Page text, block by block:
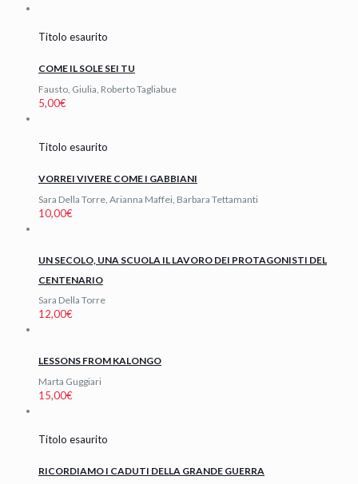
Titolo esaurito
COME IL SOLE SEI TU
Fausto, Giulia, Roberto Tagliabue
5,00€
Titolo esaurito
VORREI VIVERE COME I GABBIANI
Sara Della Torre, Arianna Maffei, Barbara Tettamanti
10,00€
UN SECOLO, UNA SCUOLA IL LAVORO DEI PROTAGONISTI DEL
CENTENARIO
Sara Della Torre
12,00€
LESSONS FROM KALONGO
Marta Guggiari
15,00€
Titolo esaurito
RICORDIAMO I CADUTI DELLA GRANDE GUERRA